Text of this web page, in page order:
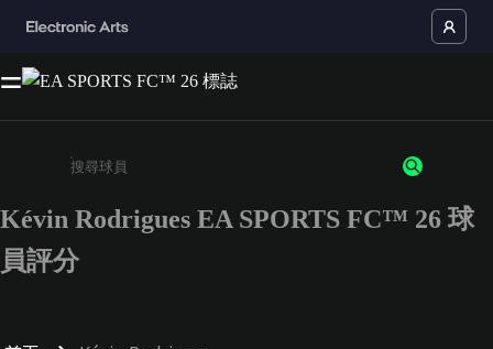
請輸入至少 3 個字元或數字
Kévin Rodrigues EA SPORTS FC™ 26 球
員評分